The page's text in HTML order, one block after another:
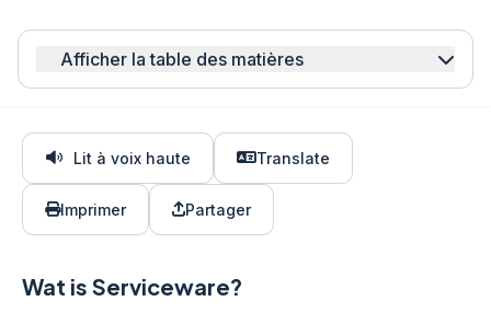
Afficher la table des matières
Lit à voix haute Translate
Imprimer Partager
Wat is Serviceware?